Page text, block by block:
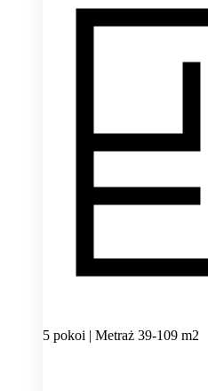
5 pokoi | Metraż 39-109 m2